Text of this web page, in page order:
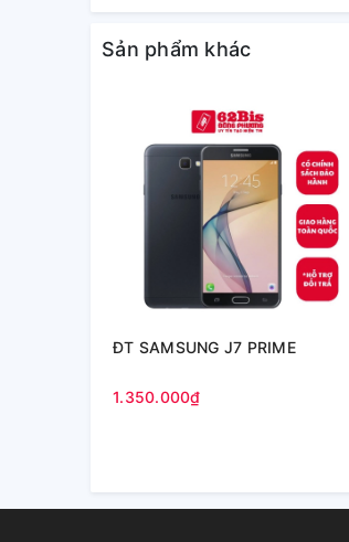
Sản phẩm khác
ĐT SAMSUNG J7 PRIME
1.350.000₫